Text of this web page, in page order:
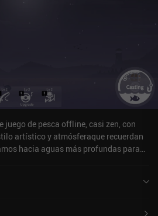
juego de pesca offline, casi zen, con
artístico y atmósferaque recuerdan
hacia aguas más profundas para
tanto incentivados como no
para comprar oro para progresar más